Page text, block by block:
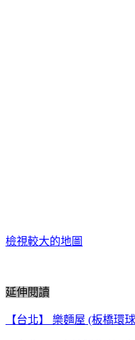
檢視較大的地圖
延伸閱讀
【台北】 樂麵屋 (板橋環